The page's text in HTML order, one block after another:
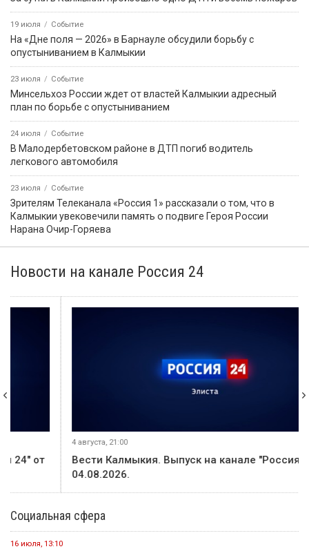
19 июля Событие
На «Дне поля — 2026» в Барнауле обсудили борьбу с
опустыниванием в Калмыкии
23 июля Событие
Минсельхоз России ждет от властей Калмыкии адресный
план по борьбе с опустыниванием
24 июля Событие
В Малодербетовском районе в ДТП погиб водитель
легкового автомобиля
23 июля Событие
Зрителям Телеканала «Россия 1» рассказали о том, что в
Калмыкии увековечили память о подвиге Героя России
Нарана Очир-Горяева
Новости на канале Россия 24
4 августа, 21:00
Вести Калмыкия. Выпуск на канале "Россия 24" от
04.08.2026.
Социальная сфера
16 июля, 13:10